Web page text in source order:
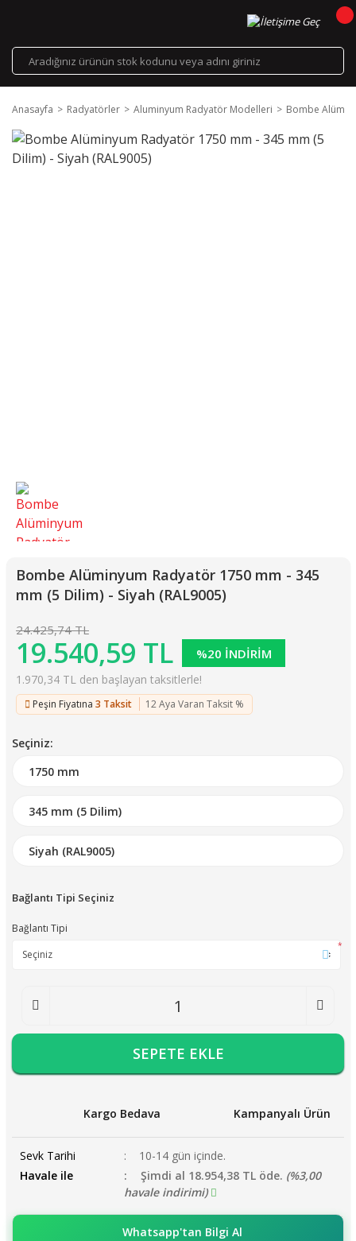
Anasayfa Radyatörler Aluminyum Radyatör Modelleri Bombe
Bombe Alüminyum Radyatör 1750 mm - 345
mm (5 Dilim) - Siyah (RAL9005)
24.425,74 TL
19.540,59 TL %20 İNDİRİM
1.970,34 TL den başlayan taksitlerle!
Peşin Fiyatına 3 Taksit 12 Aya Varan Taksit %
Seçiniz:
Bağlantı Tipi Seçiniz
Bağlantı Tipi
*
SEPETE EKLE
Kargo Bedava Kampanyalı Ürün
Sevk Tarihi
10-14 gün içinde.
Havale ile
Şimdi al 18.954,38 TL öde. (%3,00
havale indirimi)
Whatsapp'tan Bilgi Al